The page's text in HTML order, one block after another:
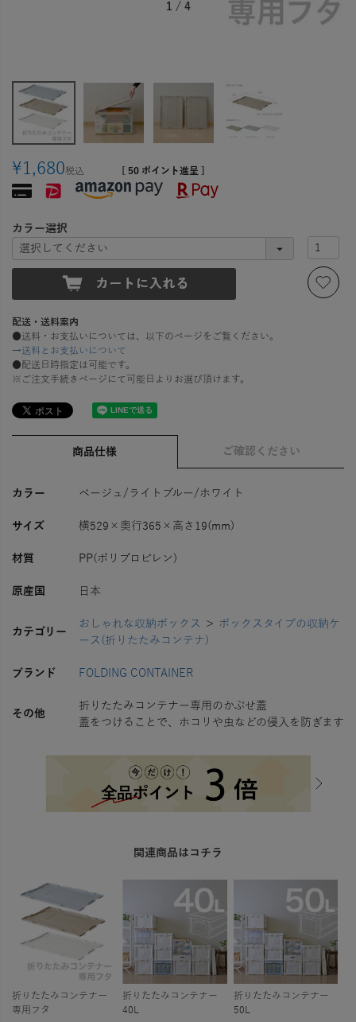
1 / 4
¥1,680税込 50 ポイント進呈 ]
カラー選択
配送・送料案内
●送料・お支払いについては、以下のページをご覧ください。
→送料とお支払いについて
●配送日時指定は可能です。
※ご注文手続きページにて可能日よりお選び頂けます。
商品仕様 ご確認ください
カラー ベージュ/ライトブルー/ホワイト
サイズ 横529×奥行365×高さ19(mm)
材質 PP(ポリプロピレン)
原産国 日本
カテゴリー
おしゃれな収納ボックス ＞ ボックスタイプの収納ケ
ース(折りたたみコンテナ)
ブランド FOLDING CONTAINER
その他
折りたたみコンテナー専用のかぶせ蓋
蓋をつけることで、ホコリや虫などの侵入を防ぎます
関連商品はコチラ
折りたたみコンテナー
専用フタ
折りたたみコンテナー
40L
折りたたみコンテナー
50L